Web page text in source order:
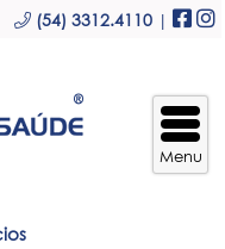
(54) 3312.4110 |